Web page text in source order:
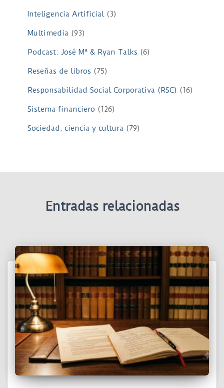
Inteligencia Artificial(3)
Multimedia (93)
Podcast: José Mª & Ryan Talks (6)
Reseñas de libros (75)
Responsabilidad Social Corporativa (RSC) (16)
Sistema financiero (126)
Sociedad, ciencia y cultura (79)
Entradas relacionadas